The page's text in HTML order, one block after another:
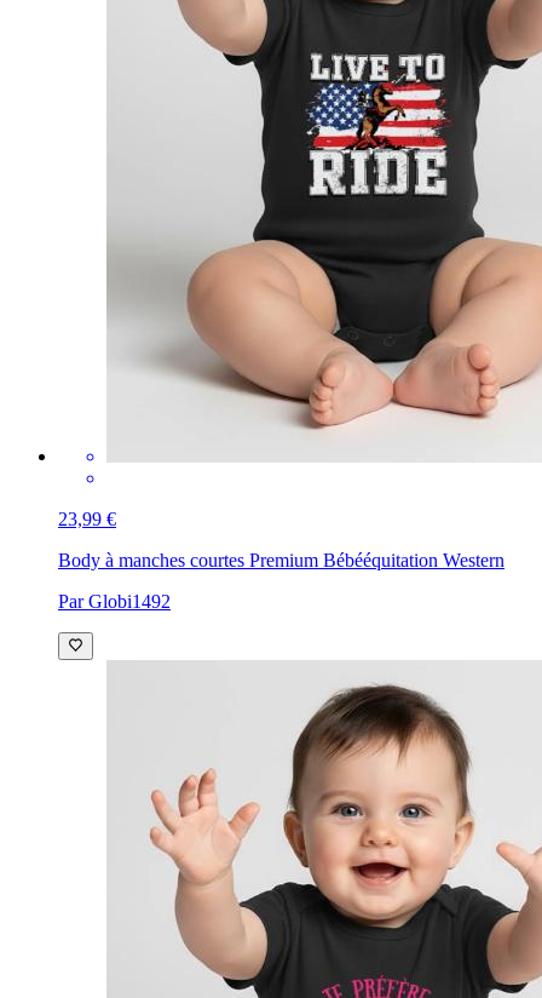
23,99 €
Body à manches courtes Premium Bébééquitation Western
Par Globi1492